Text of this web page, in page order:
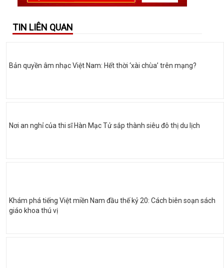
TIN LIÊN QUAN
Bản quyền âm nhạc Việt Nam: Hết thời ‘xài chùa’ trên mạng?
Nơi an nghỉ của thi sĩ Hàn Mạc Tử sắp thành siêu đô thị du lịch
Khám phá tiếng Việt miền Nam đầu thế kỷ 20: Cách biên soạn sách
giáo khoa thú vị